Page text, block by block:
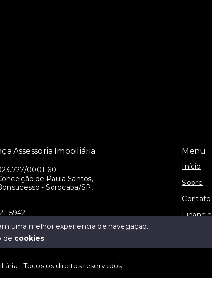
Menu
Início
Sobre
Contato
Financie
Assessoria Imobiliária
0001-60
de Paula Santos,
- Sorocaba/SP,
5942
- Todos os direitos reservados
uma melhor experiência de navegação.
de cookies.